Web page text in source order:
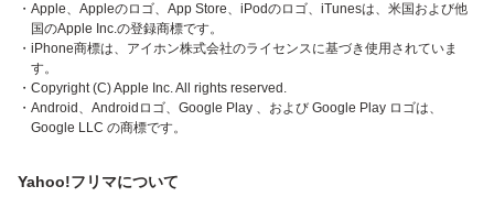
・Apple、Appleのロゴ、App Store、iPodのロゴ、iTunesは、米国および他
国のApple Inc.の登録商標です。
・iPhone商標は、アイホン株式会社のライセンスに基づき使用されていま
す。
・Copyright (C) Apple Inc. All rights reserved.
・Android、Androidロゴ、Google Play 、および Google Play ロゴは、
Google LLC の商標です。
Yahoo!フリマについて